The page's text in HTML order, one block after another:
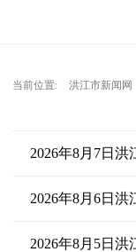
当前位置: 洪江市新闻网
2026年8月7日洪
2026年8月6日洪
2026年8月5日洪